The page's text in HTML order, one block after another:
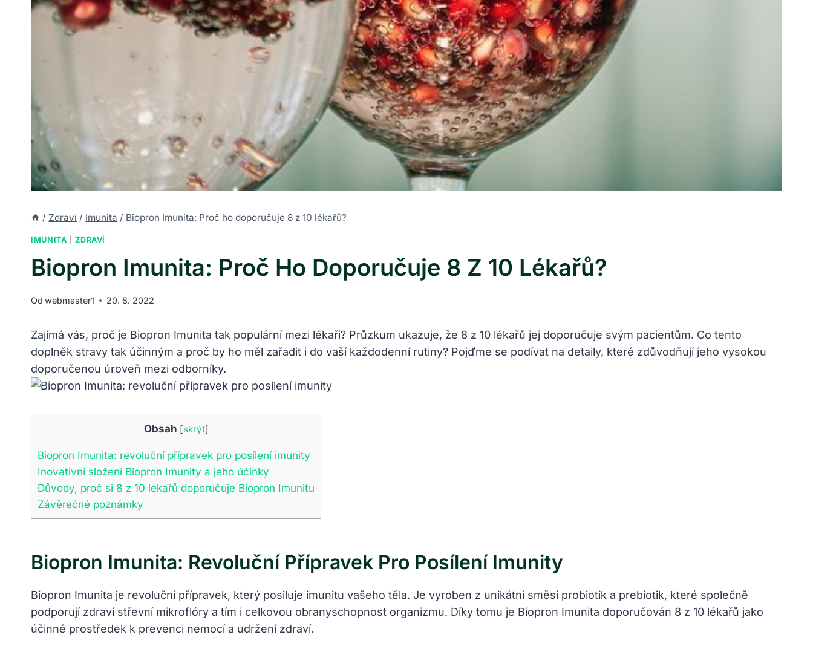
/ Zdraví / Imunita / Biopron Imunita: Proč ho doporučuje 8 z 10 lékařů?
IMUNITA |ZDRAVÍ
Biopron Imunita: Proč Ho Doporučuje 8 Z 10 Lékařů?
Od webmaster1 20. 8. 2022
Zajímá vás, proč je Biopron Imunita tak populární mezi lékaři? Průzkum ukazuje, že 8 z 10 lékařů jej doporučuje svým pacientům. Co tento
doplněk stravy tak účinným a proč by ho měl zařadit i do vaší každodenní rutiny? Pojďme se podívat na detaily, které zdůvodňují jeho vysokou
doporučenou úroveň mezi odborníky.
Obsah [skrýt]
Biopron Imunita: revoluční přípravek pro posílení imunity
Inovativní složení Biopron Imunity a jeho účinky
Důvody, proč si 8 z 10 lékařů doporučuje Biopron Imunitu
Závěrečné poznámky
Biopron Imunita: Revoluční Přípravek Pro Posílení Imunity
Biopron Imunita je revoluční přípravek, který posiluje imunitu vašeho těla. Je vyroben z unikátní směsi probiotik a prebiotik, které společně
podporují zdraví střevní mikroflóry a tím i celkovou obranyschopnost organizmu. Díky tomu je Biopron Imunita doporučován 8 z 10 lékařů jako
účinné prostředek k prevenci nemocí a udržení zdraví.